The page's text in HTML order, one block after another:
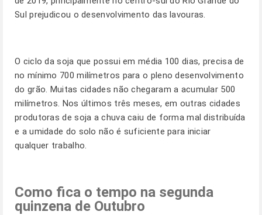
Sul prejudicou o desenvolvimento das lavouras.
O ciclo da soja que possui em média 100 dias, precisa de
no mínimo 700 milímetros para o pleno desenvolvimento
do grão. Muitas cidades não chegaram a acumular 500
milímetros. Nos últimos três meses, em outras cidades
produtoras de soja a chuva caiu de forma mal distribuída
e a umidade do solo não é suficiente para iniciar
qualquer trabalho.
Como fica o tempo na segunda
quinzena de Outubro